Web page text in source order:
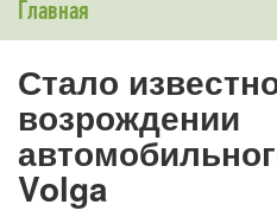
Главная
Стало
возрождении
Volga